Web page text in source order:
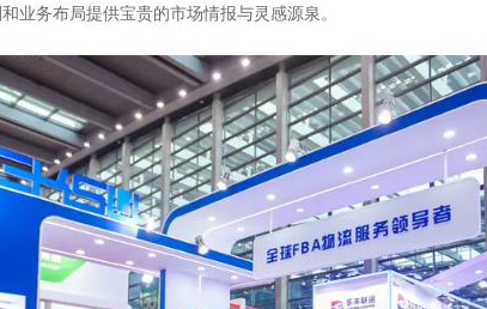
业务布局提供宝贵的市场情报与灵感源泉。